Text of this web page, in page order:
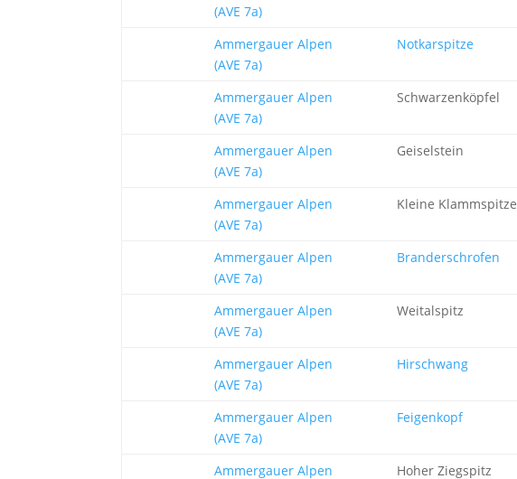
(AVE 7a)
Ammergauer Alpen
(AVE 7a)
Notkarspitze
Ammergauer Alpen
(AVE 7a)
Schwarzenköpfel
Ammergauer Alpen
(AVE 7a)
Geiselstein
Ammergauer Alpen
(AVE 7a)
Kleine Klammspitze
Ammergauer Alpen
(AVE 7a)
Branderschrofen
Ammergauer Alpen
(AVE 7a)
Weitalspitz
Ammergauer Alpen
(AVE 7a)
Hirschwang
Ammergauer Alpen
(AVE 7a)
Feigenkopf
Ammergauer Alpen
Hoher Ziegspitz